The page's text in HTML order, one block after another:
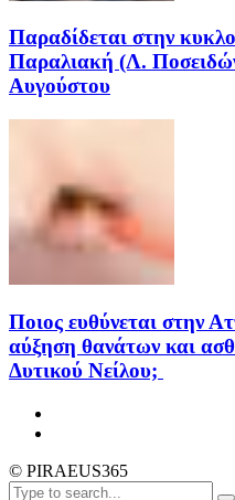
Παραδίδεται στην
Παραλιακή (Λ.
Αυγούστου
Ποιος ευθύνεται στην
αύξηση θανάτων και
Δυτικού Νείλου;
© PIRAEUS365